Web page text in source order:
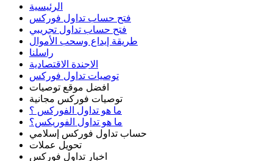
الرئيسية
فتح حساب تداول فوركس
فتح حساب تداول تجريبي
طريقة إيداع وسحب الأموال
راسلنا
الاجندة الاقتصادية
توصيات تداول فوركس
افضل موقع توصيات
توصيات فوركس مجانية
ما هو تداول الفوركس ؟
ما هو تداول الفوريكس؟
حساب تداول فوركس إسلامي
تحويل عملات
اخبار تداول فوركس